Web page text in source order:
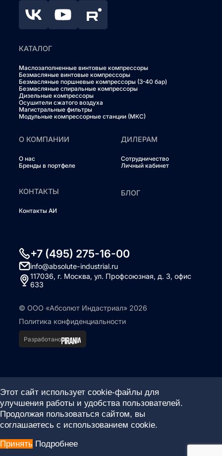
КАТАЛОГ
Маслозаполненные винтовые компрессоры
Безмасляные винтовые компрессоры
Безмасляные поршневые компрессоры (3-40 бар)
Безмасляные спиральные компрессоры
Дизельные компрессоры
Осушители сжатого воздуха
Магистральные фильтры
Модульные компрессорные станции (МКС)
О КОМПАНИИ
О нас
Бренды в портфеле
ДИЛЕРАМ
Сотрудничество
Личный кабинет
КОНТАКТЫ
Контакты АИ
БЛОГ
+7 (495) 275-16-00
info@absolute-industrial.ru
117036, г. Москва, ул. Профсоюзная, д. 3, офис
633
© ООО «Абсолют Индастриал» 2026
Политика конфиденциальности
Разработано
Этот сайт использует cookie-файлы для
улучшения работы и удобства пользователей.
Продолжая пользоваться сайтом, вы
соглашаетесь с использованием cookie.
Принять Подробнее